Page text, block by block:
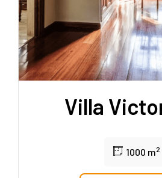
Villa
1000 m2